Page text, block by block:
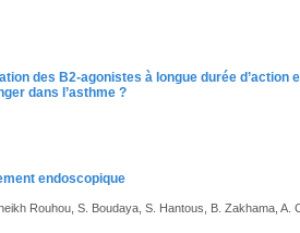
des B2-agonistes à longue durée d’action
dans l’asthme ?
endoscopique
Rouhou, S. Boudaya, S. Hantous, B. Zakhama, A.